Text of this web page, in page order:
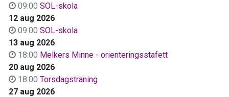
09:00 SOL-skola
12 aug 2026
09:00 SOL-skola
13 aug 2026
18:00 Melkers Minne - orienteringsstafett
20 aug 2026
18:00 Torsdagsträning
27 aug 2026